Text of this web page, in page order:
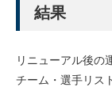
結果
リニューアル後の
チーム・選手リス